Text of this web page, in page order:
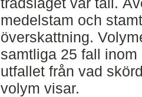
medelstam och
överskattning.
samtliga 25 fall
utfallet från vad
volym visar.